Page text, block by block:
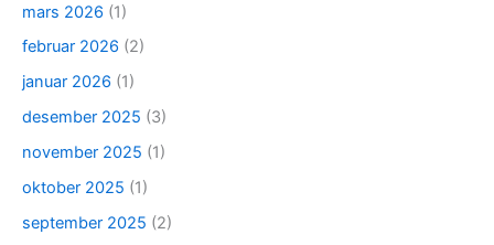
mars 2026 (1)
februar 2026 (2)
januar 2026 (1)
desember 2025 (3)
november 2025 (1)
oktober 2025 (1)
september 2025 (2)